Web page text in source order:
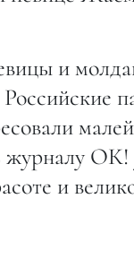
и
журналу ОК!
и